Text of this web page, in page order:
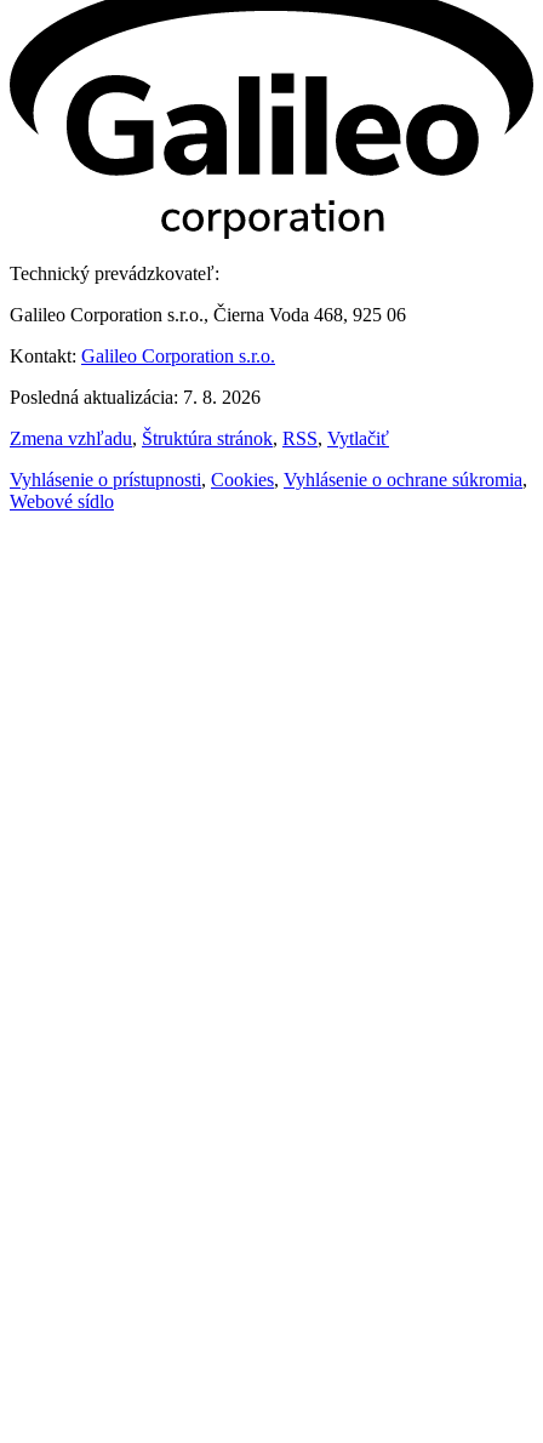
Technický prevádzkovateľ:
Galileo Corporation s.r.o., Čierna Voda 468, 925 06
Kontakt: Galileo Corporation s.r.o.
Posledná aktualizácia: 7. 8. 2026
Zmena vzhľadu, Štruktúra stránok, RSS, Vytlačiť
Vyhlásenie o prístupnosti, Cookies, Vyhlásenie o ochrane súkromia,
Webové sídlo